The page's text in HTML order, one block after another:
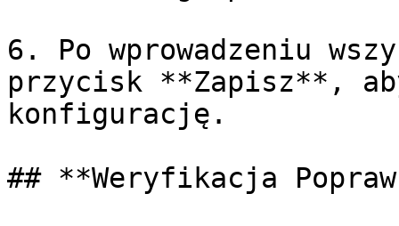
6. Po wprowadzeniu
przycisk **Zapisz**,
konfigurację.
## **Weryfikacja